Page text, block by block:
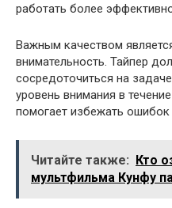
работать более
Важным качеством
внимательность. Тайпер
сосредоточиться на
уровень внимания в
помогает избежать
Читайте также: Кто
мультфильма Кунфу